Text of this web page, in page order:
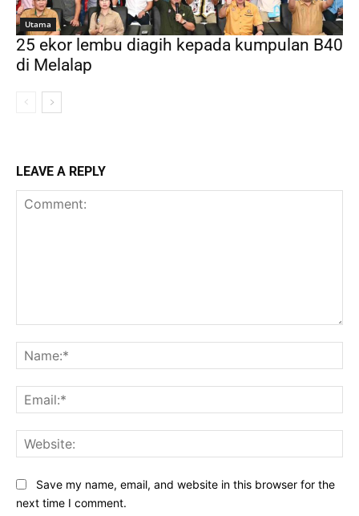
Utama
25 ekor lembu diagih kepada kumpulan B40
di Melalap
LEAVE A REPLY
Save my name, email, and website in this browser for the
next time I comment.